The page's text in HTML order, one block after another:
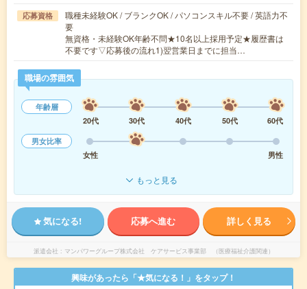
応募資格
職種未経験OK / ブランクOK / パソコンスキル不要 / 英語力不
要
無資格・未経験OK年齢不問★10名以上採用予定★履歴書は
不要です▽応募後の流れ1)翌営業日までに担当…
職場の雰囲気
年齢層
20代
30代 40代 50代
60代
男女比率
女性
男性
もっと見る
気になる! 応募へ進む 詳しく見る
派遣会社 マンパワーグループ株式会社 ケアサービス事業部 （医療福祉介護関連）
興味があったら「★気になる！」をタップ！